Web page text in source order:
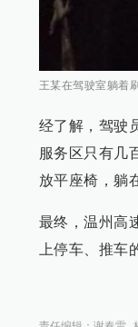
王某在驾驶室躺着
经了解，驾驶
服务区只有几
放平座椅，躺
最终，温州高
上停车、推车